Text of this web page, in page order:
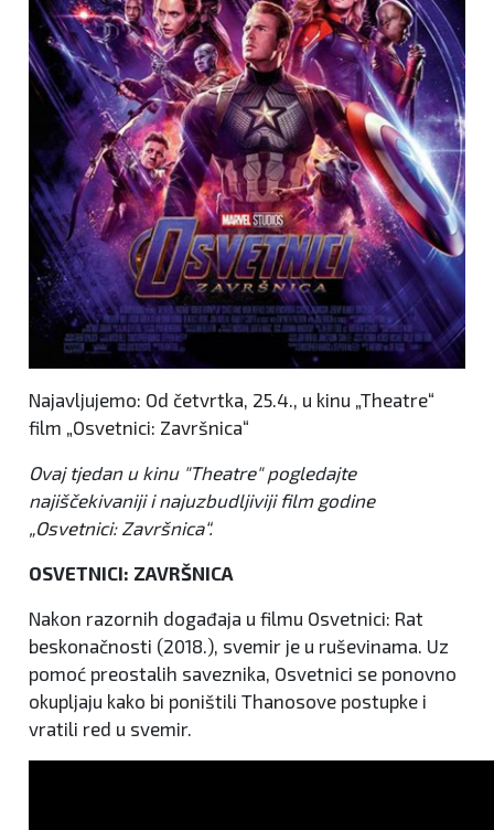
Najavljujemo: Od četvrtka, 25.4., u kinu „Theatre“
film „Osvetnici: Završnica“
Ovaj tjedan u kinu "Theatre" pogledajte
najiščekivaniji i najuzbudljiviji film godine
„Osvetnici: Završnica“.
OSVETNICI: ZAVRŠNICA
Nakon razornih događaja u filmu Osvetnici: Rat
beskonačnosti (2018.), svemir je u ruševinama. Uz
pomoć preostalih saveznika, Osvetnici se ponovno
okupljaju kako bi poništili Thanosove postupke i
vratili red u svemir.